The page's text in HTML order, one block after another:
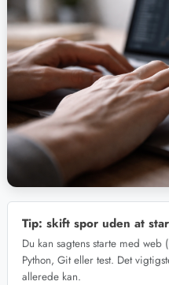
Tip: skift spor uden at
Du kan sagtens starte med
Python, Git eller test. Det
allerede kan.